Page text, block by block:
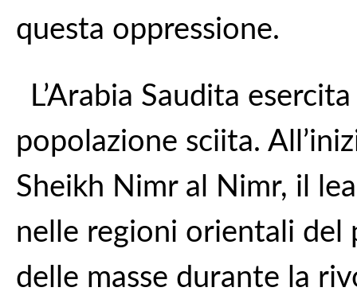
questa oppressione.
L’Arabia Saudita
popolazione sciita.
Sheikh Nimr al Nimr, il
nelle regioni orientali del
delle masse durante la